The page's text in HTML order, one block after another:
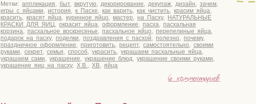
Метки: аппликация, быт, вкрутую, декорирование, декупаж, дизайн, зачем,
игры с яйцами, история, к Пасхе, как варить, как чистить, красим яйца,
красить, красят яйца, куринное яйцо, мастер, на Пасху, НАТУРАЛЬНЫЕ
КРАСКИ ДЛЯ ЯИЦ, окрасит яйца, оформление, пасха, пасхальная
корзина, пасхальное воскресенье, пасхальное яйцо, перепелиные яйца,
подарок на пасху, поделки, поздравления с пасхой, полезно, почему,
праздничное оформление, приготовить, рецепт, самостоятельно, своими
руками, секрет, семья, способ, украсить, украшаем пасхальные яйца,
украшаем сами, украшение, украшение блюд, украшение своими руками,
украшение яиц на пасху, Х.В., ХВ, яйца
6 комментариев